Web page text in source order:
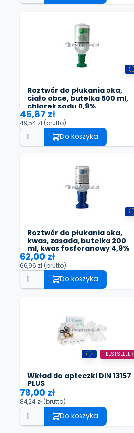
Roztwór do płukania oka,
ciało obce, butelka 500 ml,
chlorek sodu 0,9%
45,87 zł
49,54 zł (brutto)
Do koszyka
Roztwór do płukania oka,
kwas, zasada, butelka 200
ml, kwas fosforanowy 4,9%
62,00 zł
66,96 zł (brutto)
Do koszyka
Wkład do apteczki DIN 13157
PLUS
BESTSELLER
78,00 zł
84,24 zł (brutto)
Do koszyka